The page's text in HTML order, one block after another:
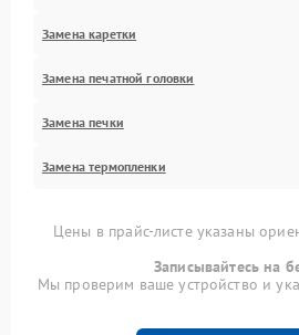
Замена каретки
Замена печатной головки
Замена печки
Замена термопленки
Цены в прайс-листе указаны
Записывайтесь на
Мы проверим ваше устройство и